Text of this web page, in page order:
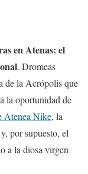
en Atenas: el
. Dromeas
de la Acrópolis que
la oportunidad de
Atenea Nike, la
y, por supuesto, el
a la diosa virgen